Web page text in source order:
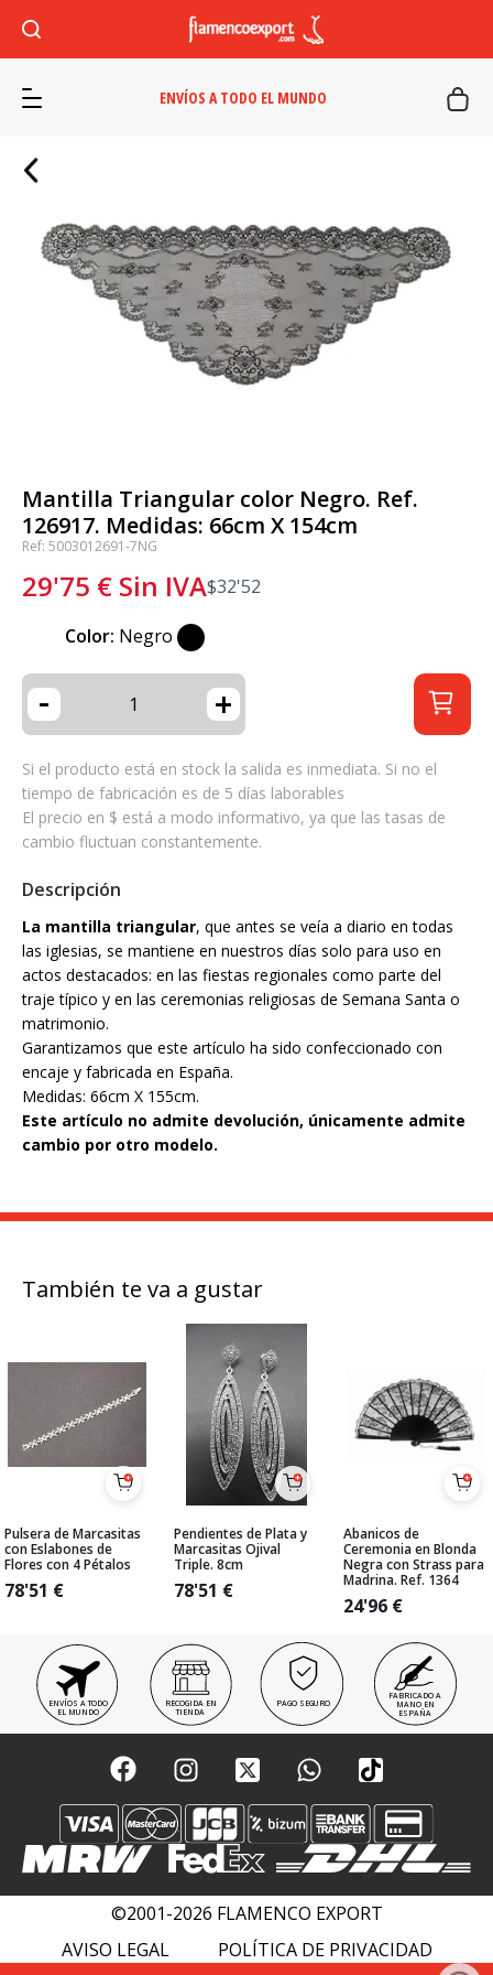
ENVÍOS A TODO EL MUNDO
Mantilla Triangular color Negro. Ref.
126917. Medidas: 66cm X 154cm
Ref: 5003012691-7NG
29'75 € Sin IVA$32'52
Color: Negro
- +
Si el producto está en stock la salida es inmediata. Si no el
tiempo de fabricación es de 5 días laborables
El precio en $ está a modo informativo, ya que las tasas de
cambio fluctuan constantemente.
Descripción
La mantilla triangular, que antes se veía a diario en todas
las iglesias, se mantiene en nuestros días solo para uso en
actos destacados: en las fiestas regionales como parte del
traje típico y en las ceremonias religiosas de Semana Santa o
matrimonio.
Garantizamos que este artículo ha sido confeccionado con
encaje y fabricada en España.
Medidas: 66cm X 155cm.
Este artículo no admite devolución, únicamente admite
cambio por otro modelo.
También te va a gustar
Pulsera de Marcasitas
con Eslabones de
Flores con 4 Pétalos
78'51 €
Pendientes de Plata y
Marcasitas Ojival
Triple. 8cm
78'51 €
Abanicos de
Ceremonia en Blonda
Negra con Strass para
Madrina. Ref. 1364
24'96 €
ENVÍOS A TODO
EL MUNDO
RECOGIDA EN
TIENDA
PAGO SEGURO
FABRICADO A
MANO EN
ESPAÑA
©2001-2026 FLAMENCO EXPORT
AVISO LEGAL
POLÍTICA DE PRIVACIDAD